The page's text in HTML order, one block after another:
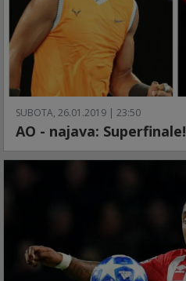
SUBOTA, 26.01.2019 | 23:50
AO - najava: Superfinale!